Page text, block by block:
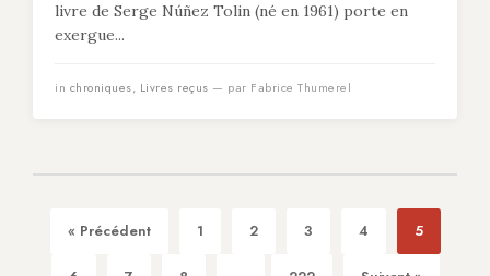
livre de Serge Núñez Tolin (né en 1961) porte en
exergue...
in chroniques, Livres reçus — par Fabrice Thumerel
« Précédent 1 2 3 4 5